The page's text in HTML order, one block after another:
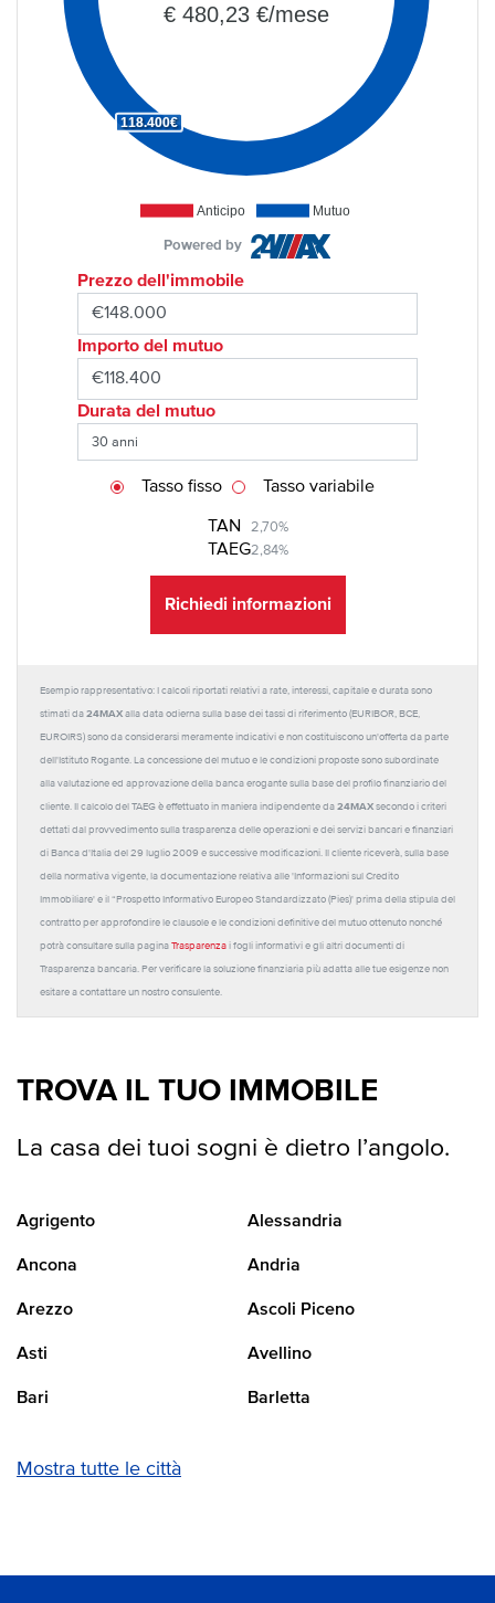
Anticipo Mutuo
118.400€
€ 480,23 €/mese
Powered by
Prezzo dell'immobile
Importo del mutuo
Durata del mutuo
TAN 2,70%
TAEG2,84%
Tasso fisso Tasso variabile
Richiedi informazioni
Esempio rappresentativo: I calcoli riportati relativi a rate, interessi, capitale e durata sono
stimati da 24MAX alla data odierna sulla base dei tassi di riferimento (EURIBOR, BCE,
EUROIRS) sono da considerarsi meramente indicativi e non costituiscono un'offerta da parte
dell'Istituto Rogante. La concessione del mutuo e le condizioni proposte sono subordinate
alla valutazione ed approvazione della banca erogante sulla base del profilo finanziario del
cliente. Il calcolo del TAEG è effettuato in maniera indipendente da 24MAX secondo i criteri
dettati dal provvedimento sulla trasparenza delle operazioni e dei servizi bancari e finanziari
di Banca d'Italia del 29 luglio 2009 e successive modificazioni. Il cliente riceverà, sulla base
della normativa vigente, la documentazione relativa alle 'Informazioni sul Credito
Immobiliare' e il “Prospetto Informativo Europeo Standardizzato (Pies)' prima della stipula del
contratto per approfondire le clausole e le condizioni definitive del mutuo ottenuto nonché
potrà consultare sulla pagina Trasparenza i fogli informativi e gli altri documenti di
Trasparenza bancaria. Per verificare la soluzione finanziaria più adatta alle tue esigenze non
esitare a contattare un nostro consulente.
TROVA IL TUO IMMOBILE
La casa dei tuoi sogni è dietro l’angolo.
Agrigento Alessandria
Ancona Andria
Arezzo Ascoli Piceno
Asti Avellino
Bari Barletta
Mostra tutte le città